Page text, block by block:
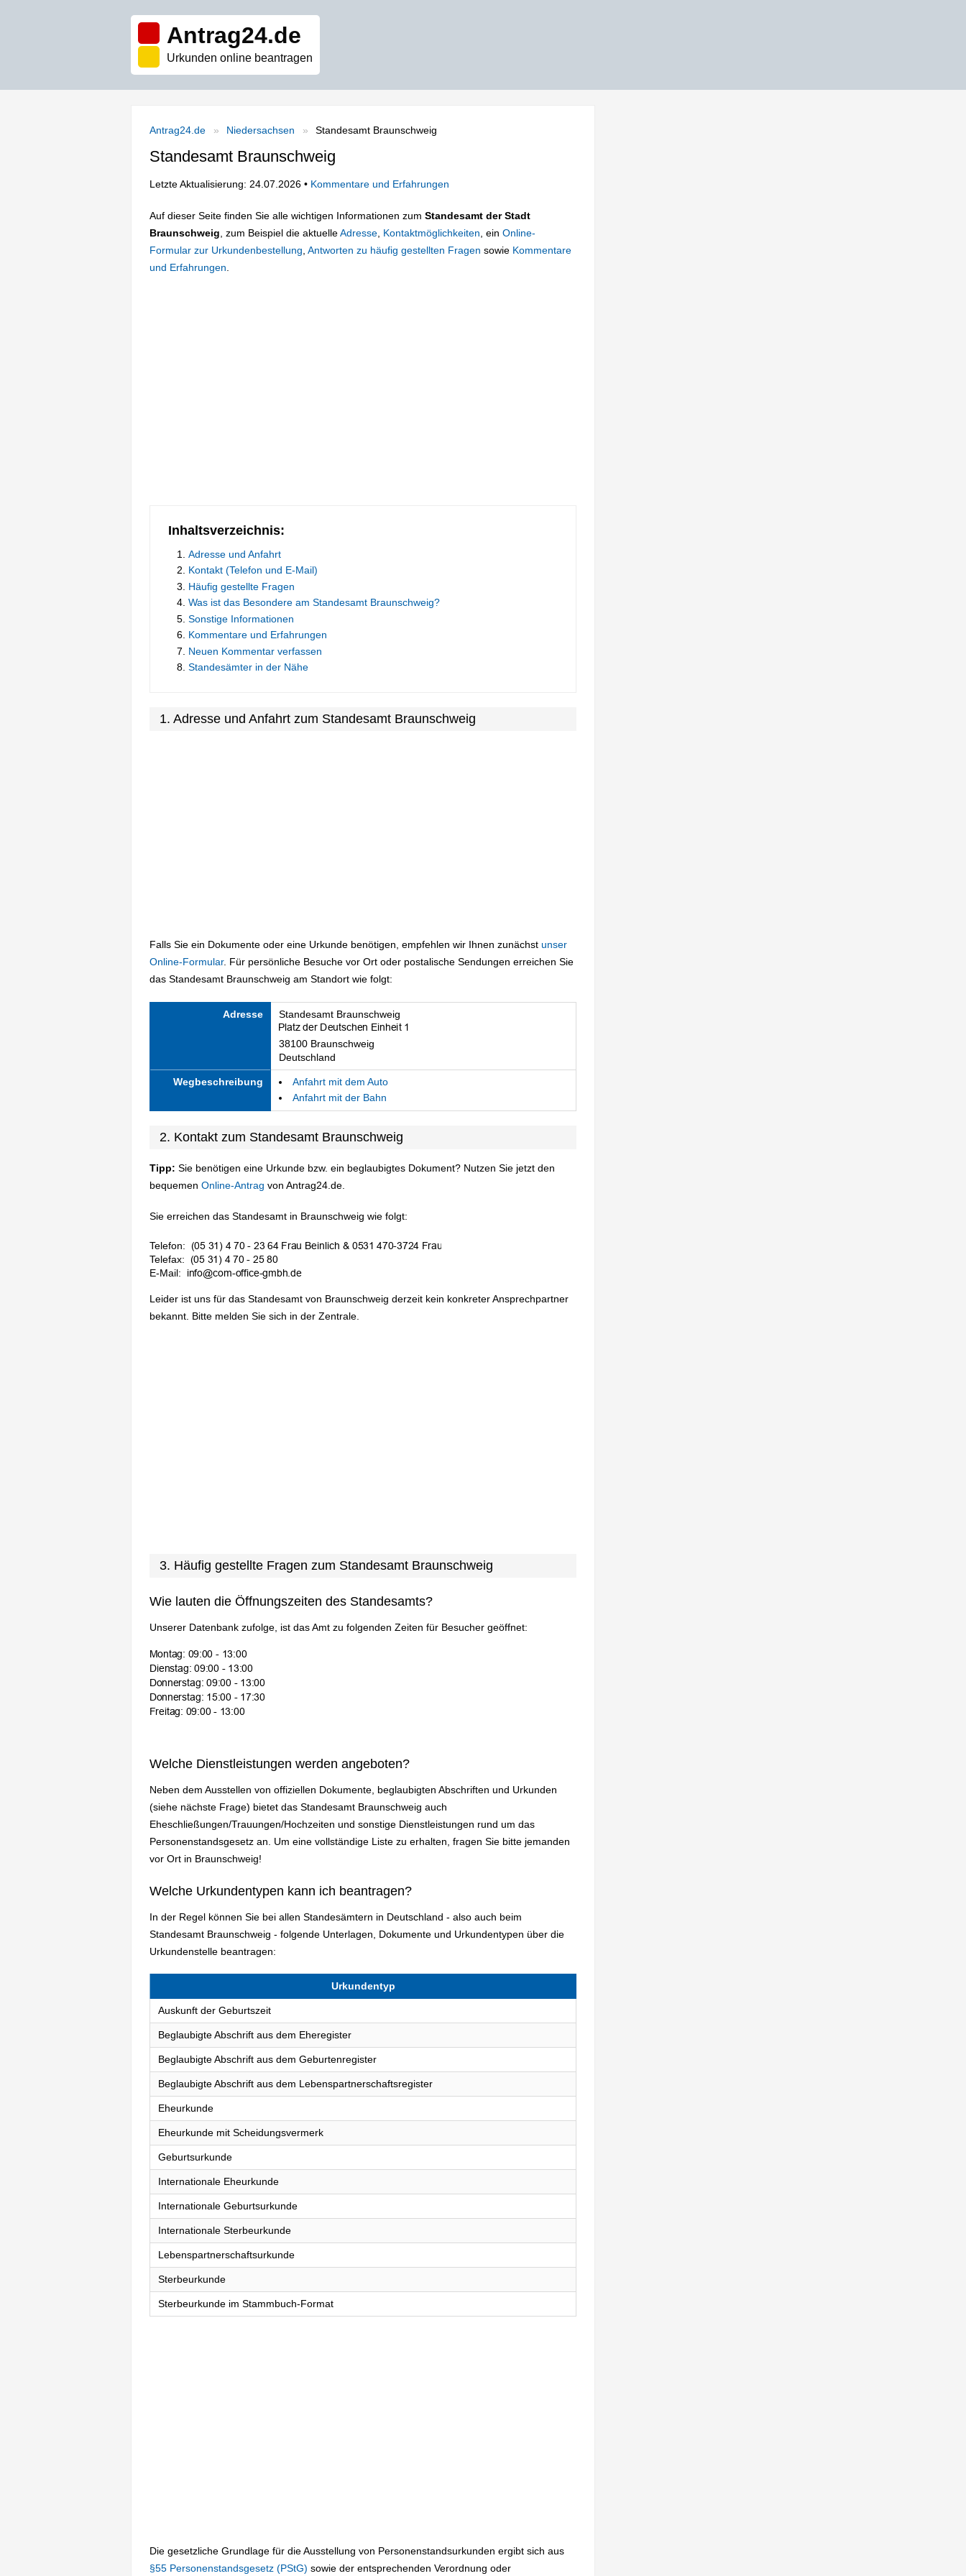
Antrag24.de
Urkunden online beantragen
Antrag24.de Niedersachsen Standesamt Braunschweig
Standesamt Braunschweig
Letzte Aktualisierung: 24.07.2026 • Kommentare und Erfahrungen
Auf dieser Seite finden Sie alle wichtigen Informationen zum Standesamt der Stadt
Braunschweig , zum Beispiel die aktuelleAdresse Kontaktmöglichkeiten , ein Online-
Formular zur Urkundenbestellung Antworten zu häufig gestellten Fragen sowie Kommentare
und Erfahrungen
Inhaltsverzeichnis:
Adresse und Anfahrt
Kontakt (Telefon und E-Mail)
Häufig gestellte Fragen
Was ist das Besondere am Standesamt Braunschweig?
Sonstige Informationen
Kommentare und Erfahrungen
Neuen Kommentar verfassen
Standesämter in der Nähe
1. Adresse und Anfahrt zum Standesamt Braunschweig
Falls Sie ein Dokumente oder eine Urkunde benötigen, empfehlen wir Ihnen zunächst unser
Online-Formular. Für persönliche Besuche vor Ort oder postalische Sendungen erreichen Sie
das Standesamt Braunschweig am Standort wie folgt:
Adresse Standesamt Braunschweig
38100 Braunschweig
Deutschland
Wegbeschreibung
Anfahrt mit dem Auto
Anfahrt mit der Bahn
2. Kontakt zum Standesamt Braunschweig
Tipp: Sie benötigen eine Urkunde bzw. ein beglaubigtes Dokument? Nutzen Sie jetzt den
bequemen Online-Antrag von Antrag24.de.
Sie erreichen das Standesamt in Braunschweig wie folgt:
Telefon:
Telefax:
E-Mail:
Leider ist uns für das Standesamt von Braunschweig derzeit kein konkreter Ansprechpartner
bekannt. Bitte melden Sie sich in der Zentrale.
3. Häufig gestellte Fragen zum Standesamt Braunschweig
Wie lauten die Öffnungszeiten des Standesamts?
Unserer Datenbank zufolge, ist das Amt zu folgenden Zeiten für Besucher geöffnet:
Welche Dienstleistungen werden angeboten?
Neben dem Ausstellen von offiziellen Dokumente, beglaubigten Abschriften und Urkunden
(siehe nächste Frage) bietet das Standesamt Braunschweig auch
Eheschließungen/Trauungen/Hochzeiten und sonstige Dienstleistungen rund um das
Personenstandsgesetz an. Um eine vollständige Liste zu erhalten, fragen Sie bitte jemanden
vor Ort in Braunschweig!
Welche Urkundentypen kann ich beantragen?
In der Regel können Sie bei allen Standesämtern in Deutschland - also auch beim
Standesamt Braunschweig - folgende Unterlagen, Dokumente und Urkundentypen über die
Urkundenstelle beantragen:
Urkundentyp
Auskunft der Geburtszeit
Beglaubigte Abschrift aus dem Eheregister
Beglaubigte Abschrift aus dem Geburtenregister
Beglaubigte Abschrift aus dem Lebenspartnerschaftsregister
Eheurkunde
Eheurkunde mit Scheidungsvermerk
Geburtsurkunde
Internationale Eheurkunde
Internationale Geburtsurkunde
Internationale Sterbeurkunde
Lebenspartnerschaftsurkunde
Sterbeurkunde
Sterbeurkunde im Stammbuch-Format
Die gesetzliche Grundlage für die Ausstellung von Personenstandsurkunden ergibt sich aus
§55 Personenstandsgesetz (PStG) sowie der entsprechenden Verordnung oder